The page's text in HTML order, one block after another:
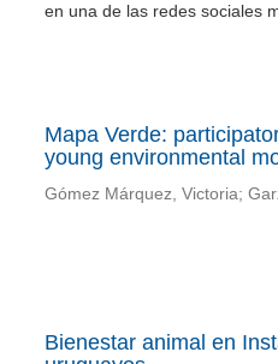
en una de las redes sociales
Mapa Verde:
young environmental
Gómez Márquez, Victoria;
Bienestar animal en